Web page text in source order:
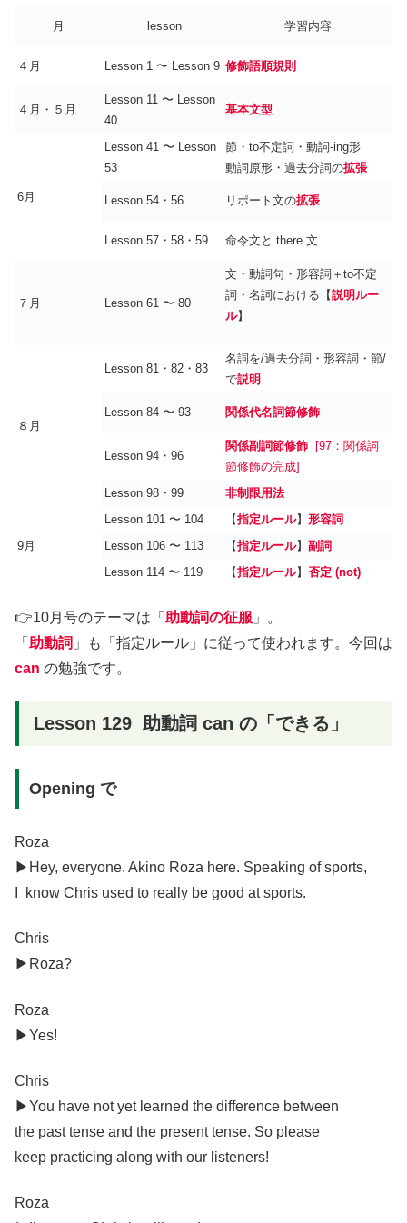
月 lesson 学習内容
４月 Lesson 1 〜 Lesson 9 修飾語順規則
４月・５月
Lesson 11 〜 Lesson
40
基本文型
6月
Lesson 41 〜 Lesson
53
節・to不定詞・動詞-ing形
動詞原形・過去分詞の拡張
Lesson 54・56 リポート文の拡張
Lesson 57・58・59 命令文と there 文
７月 Lesson 61 〜 80
文・動詞句・形容詞＋to不定
詞・名詞における【説明ルー
ル】
８月
Lesson 81・82・83
名詞を/過去分詞・形容詞・節/
で説明
Lesson 84 〜 93 関係代名詞節修飾
Lesson 94・96
関係副詞節修飾 [97：関係詞
節修飾の完成]
Lesson 98・99
非制限用法
9月
Lesson 101 〜 104 【指定ルール】 形容詞
Lesson 106 〜 113
【指定ルール】 副詞
Lesson 114 〜 119
【指定ルール】 否定 (not)
👉10月号のテーマは「 助動詞の征服 」。
「 助動詞 」も「指定ルール」に従って使われます。今回は
can の勉強です。
Lesson 129 助動詞 can の「できる」
Opening で
Roza
▶︎Hey, everyone. Akino Roza here. Speaking of sports,
I know Chris used to really be good at sports.
Chris
▶︎Roza?
Roza
▶︎Yes!
Chris
▶︎You have not yet learned the difference between
the past tense and the present tense. So please
keep practicing along with our listeners!
Roza